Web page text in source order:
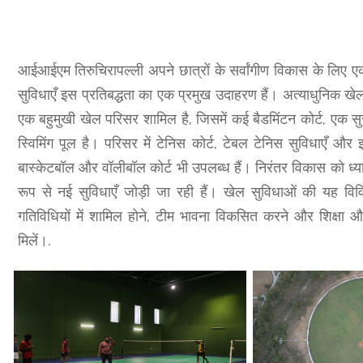
आईआईएम तिरुचिरापल्ली अपने छात्रों के सर्वांगीण विकास के
सुविधाएँ इस प्रतिबद्धता का एक प्रमुख उदाहरण हैं।
एक बहुमुखी खेल परिसर शामिल है, जिसमें कई बैडमिंटन कोर्ट, एक
स्विमिंग पूल है। परिसर में टेनिस कोर्ट, टेबल टेनिस सुविधाएँ
बास्केटबॉल और वॉलीबॉल कोर्ट भी उपलब्ध हैं। निरंतर विकास
रूप से नई सुविधाएँ जोड़ी जा रही हैं। खेल सुविधाओं की यह
गतिविधियों में शामिल होने, टीम भावना विकसित करने और
मिलें।.